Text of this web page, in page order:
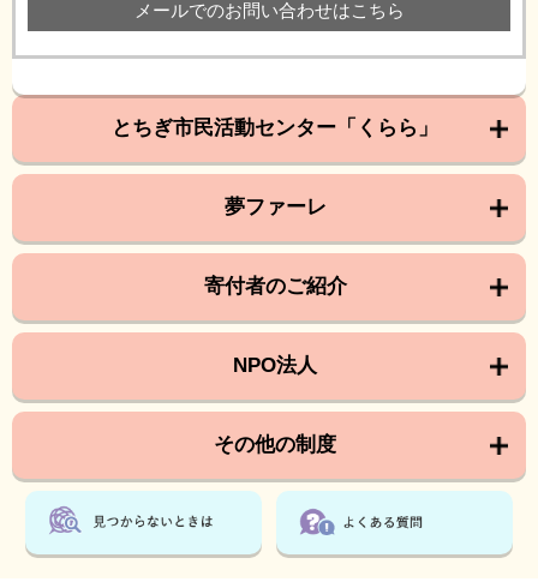
メールでのお問い合わせはこちら
とちぎ市民活動センター「くらら」
夢ファーレ
寄付者のご紹介
NPO法人
その他の制度